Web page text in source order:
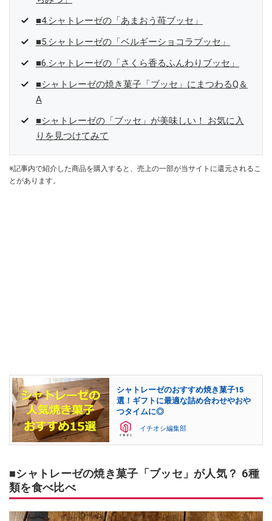
■4.シャトレーゼの「あまおう苺ブッセ」
■5.シャトレーゼの「ベルギーショコラブッセ」
■6.シャトレーゼの「さくら香るふんわりブッセ」
■シャトレーゼの焼き菓子「ブッセ」にまつわるQ＆
A
■シャトレーゼの「ブッセ」が美味しい！ お気に入
りを見つけてみて
※記事内で紹介した商品を購入すると、売上の一部が当サイトに還元されるこ
とがあります。
シャトレーゼのおすすめ焼き菓子15
選！ギフトに最適な詰め合わせやおや
つタイムに◎
イチオシ編集部
■シャトレーゼの焼き菓子「ブッセ」が人気？ 6種
類を食べ比べ